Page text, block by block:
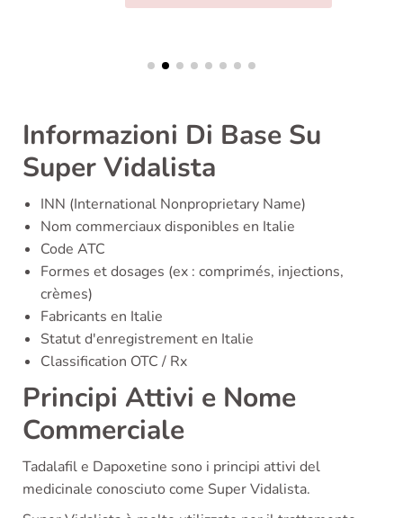
Informazioni Di Base Su
Super Vidalista
INN (International Nonproprietary Name)
Nom commerciaux disponibles en Italie
Code ATC
Formes et dosages (ex : comprimés, injections,
crèmes)
Fabricants en Italie
Statut d'enregistrement en Italie
Classification OTC / Rx
Principi Attivi e Nome
Commerciale
Tadalafil e Dapoxetine sono i principi attivi del
medicinale conosciuto come Super Vidalista.